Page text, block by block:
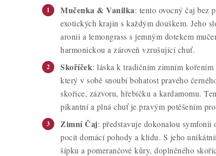
Mučenka & Vanilka: tento ovocný čaj bez
exotických krajin s každým douškem. Jeho
aronii a lemongrass s jemným dotekem
harmonickou a zároveň vzrušující chuť.
Skoříček: láska k tradičním zimním
který v sobě snoubí bohatost pravého
skořice, zázvoru, hřebíčku a kardamomu.
pikantní a plná chuť je pravým potěšením
Zimní Čaj: představuje dokonalou
pocit domácí pohody a klidu. S jeho
šípku a pomerančové kůry, doplněného